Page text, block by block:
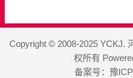
Copyright © 2008-2025 YCKJ.
权所有
备案号： 豫